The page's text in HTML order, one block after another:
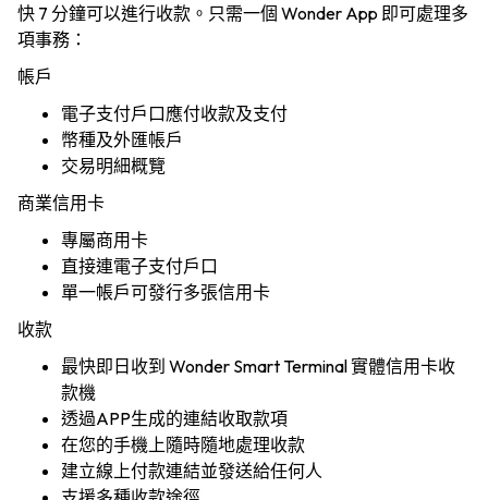
快 7 分鐘可以進行收款。只需一個 Wonder App 即可處理多
項事務：
帳戶
電子支付戶口應付收款及支付
幣種及外匯帳戶
交易明細概覽
商業信用卡
專屬商用卡
直接連電子支付戶口
單一帳戶可發行多張信用卡
收款
最快即日收到 Wonder Smart Terminal 實體信用卡收
款機
透過APP生成的連結收取款項
在您的手機上隨時隨地處理收款
建立線上付款連結並發送給任何人